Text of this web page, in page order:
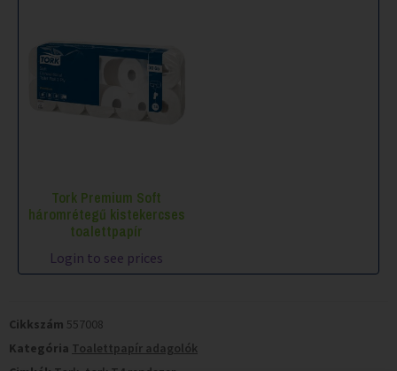
Tork Premium Soft
háromrétegű kistekercses
toalettpapír
Login to see prices
Cikkszám 557008
Kategória Toalettpapír adagolók